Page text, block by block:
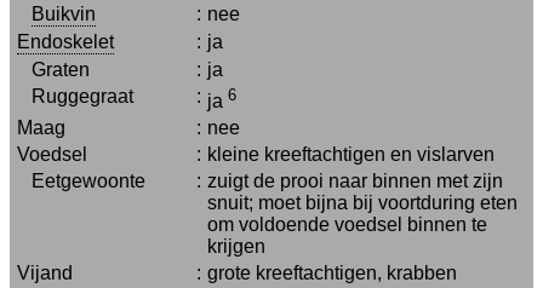
Buikvin : nee
Endoskelet
: ja
Graten
: ja
Ruggegraat
: ja 6
Maag : nee
Voedsel
: kleine kreeftachtigen en vislarven
Eetgewoonte
: zuigt de prooi naar binnen met zijn
snuit; moet bijna bij voortduring eten
om voldoende voedsel binnen te
krijgen
Vijand
: grote kreeftachtigen, krabben